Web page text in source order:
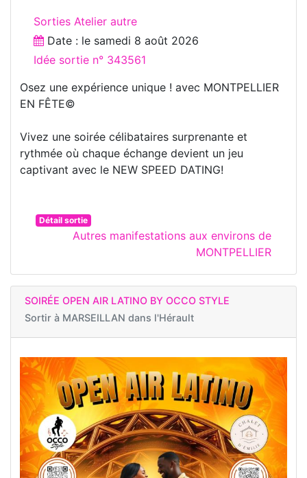
Sorties Atelier autre
Date : le samedi 8 août 2026
Idée sortie n° 343561
Osez une expérience unique ! avec MONTPELLIER
EN FÊTE©
Vivez une soirée célibataires surprenante et
rythmée où chaque échange devient un jeu
captivant avec le NEW SPEED DATING!
Détail sortie
Autres manifestations aux environs de
MONTPELLIER
SOIRÉE OPEN AIR LATINO BY OCCO STYLE
Sortir à MARSEILLAN dans l'Hérault